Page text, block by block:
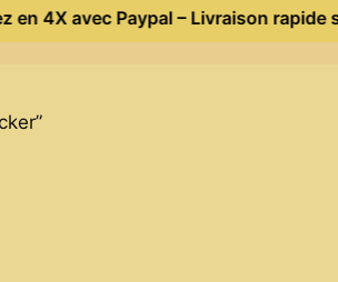
4X avec Paypal – Livraison